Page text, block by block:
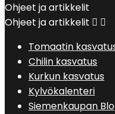
Ohjeet ja artikkelit
Ohjeet ja artikkelit  
Tomaatin
Chilin kasvatus
Kurkun kasvatus
Kylvökalenteri
Siemenkaupan